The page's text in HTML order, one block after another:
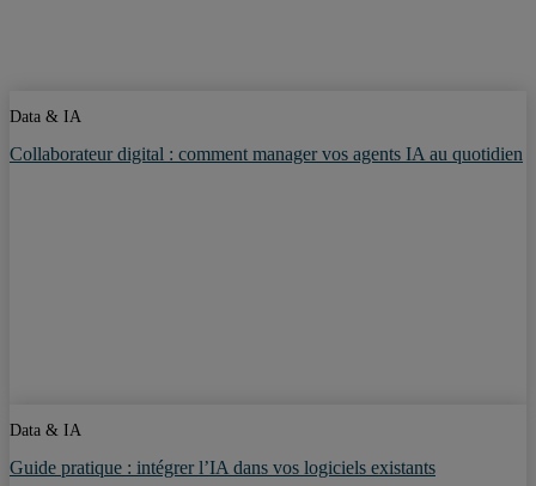
Data & IA
Collaborateur digital : comment manager vos agents IA au quotidien
Data & IA
Guide pratique : intégrer l’IA dans vos logiciels existants